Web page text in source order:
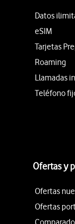
Datos
eSIM
Tarjetas
Roaming
Llamadas
Teléfono
Ofertas y
Ofertas
Ofertas